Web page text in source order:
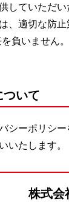
していただ
、適切な防
負いません
ついて
シーポリシ
いたします。
株式会